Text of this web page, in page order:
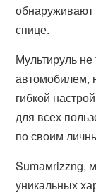
обнаруживают
спице.
Мультируль не
автомобилем,
гибкой
для всех
по своим
Sumамrizzng,
уникальных